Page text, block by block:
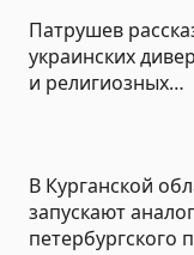
Патрушев
украинских
и религиозных
В Курганской
запускают аналог
петербургского